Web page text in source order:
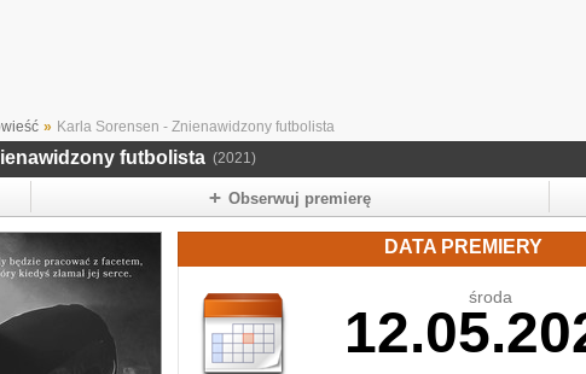
» Karla Sorensen - Znienawidzony futbolista
futbolista (2021)
Obserwuj premierę
DATA PREMIERY
środa